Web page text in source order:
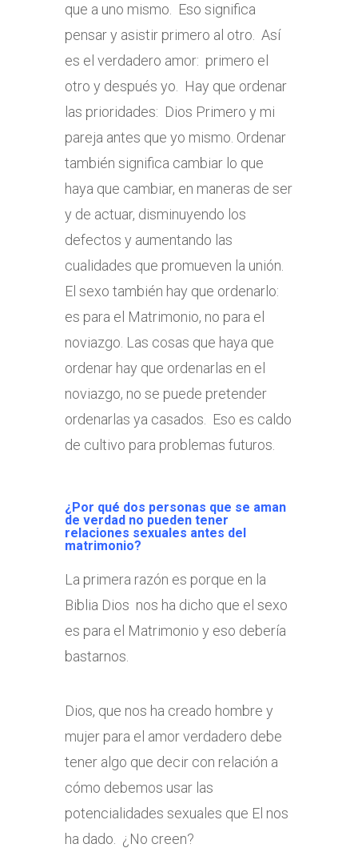
que a uno mismo. Eso significa
pensar y asistir primero al otro. Así
es el verdadero amor: primero el
otro y después yo. Hay que ordenar
las prioridades: Dios Primero y mi
pareja antes que yo mismo. Ordenar
también significa cambiar lo que
haya que cambiar, en maneras de ser
y de actuar, disminuyendo los
defectos y aumentando las
cualidades que promueven la unión.
El sexo también hay que ordenarlo:
es para el Matrimonio, no para el
noviazgo. Las cosas que haya que
ordenar hay que ordenarlas en el
noviazgo, no se puede pretender
ordenarlas ya casados. Eso es caldo
de cultivo para problemas futuros.
¿Por qué dos personas que se aman
de verdad no pueden tener
relaciones sexuales antes del
matrimonio?
La primera razón es porque en la
Biblia Dios nos ha dicho que el sexo
es para el Matrimonio y eso debería
bastarnos.
Dios, que nos ha creado hombre y
mujer para el amor verdadero debe
tener algo que decir con relación a
cómo debemos usar las
potencialidades sexuales que El nos
ha dado. ¿No creen?